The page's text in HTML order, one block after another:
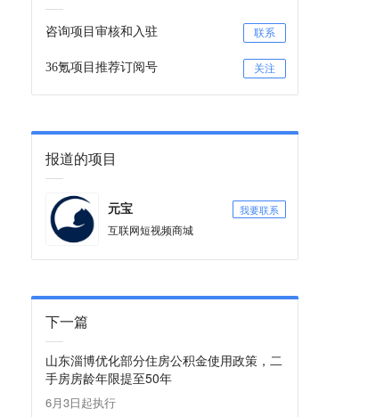
咨询项目审核和入驻 联系
36氪项目推荐订阅号 关注
报道的项目
元宝 我要联系
互联网短视频商城
下一篇
山东淄博优化部分住房公积金使用政策，二
手房房龄年限提至50年
6月3日起执行